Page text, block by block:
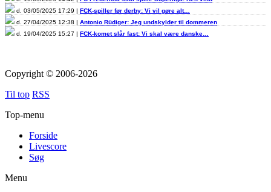
d. 03/05/2025 17:29 | FCK-spiller før derby: Vi vil gøre alt…
d. 27/04/2025 12:38 | Antonio Rüdiger: Jeg undskylder til dommeren
d. 19/04/2025 15:27 | FCK-komet slår fast: Vi skal være danske…
Copyright © 2006-2026
Til top RSS
Top-menu
Forside
Livescore
Søg
Menu